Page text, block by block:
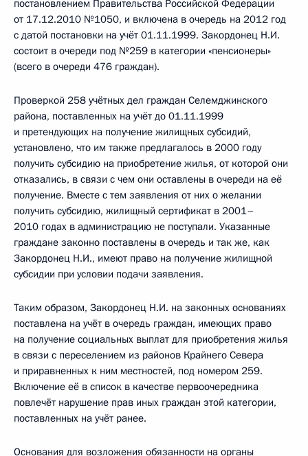
постановлением Правительства Российской Федерации
от 17.12.2010 №1050, и включена в очередь на 2012 год
с датой постановки на учёт 01.11.1999. Закордонец Н.И.
состоит в очереди под №259 в категории «пенсионеры»
(всего в очереди 476 граждан).
Проверкой 258 учётных дел граждан Селемджинского
района, поставленных на учёт до 01.11.1999
и претендующих на получение жилищных субсидий,
установлено, что им также предлагалось в 2000 году
получить субсидию на приобретение жилья, от которой они
отказались, в связи с чем они оставлены в очереди на её
получение. Вместе с тем заявления от них о желании
получить субсидию, жилищный сертификат в 2001–
2010 годах в администрацию не поступали. Указанные
граждане законно поставлены в очередь и так же, как
Закордонец Н.И., имеют право на получение жилищной
субсидии при условии подачи заявления.
Таким образом, Закордонец Н.И. на законных основаниях
поставлена на учёт в очередь граждан, имеющих право
на получение социальных выплат для приобретения жилья
в связи с переселением из районов Крайнего Севера
и приравненных к ним местностей, под номером 259.
Включение её в список в качестве первоочередника
повлечёт нарушение прав иных граждан этой категории,
поставленных на учёт ранее.
Основания для возложения обязанности на органы